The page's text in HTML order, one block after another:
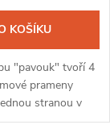
KOŠÍKU
"pavouk" tvoří 4
prameny
stranou v
a na druhé